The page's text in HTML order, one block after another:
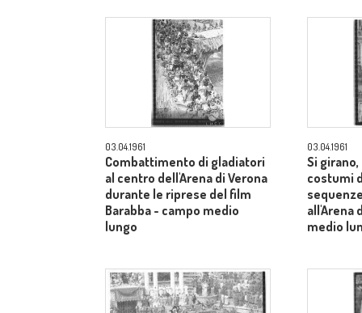
03.04.1961
Combattimento di gladiatori
al centro dell'Arena di Verona
durante le riprese del film
Barabba - campo medio
lungo
03.04.1961
Si
costumi
all'Arena
medio